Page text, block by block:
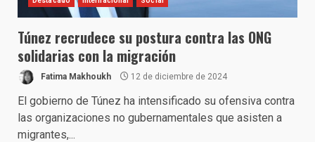
Túnez recrudece su postura contra las ONG
solidarias con la migración
Fatima Makhoukh 12 de diciembre de 2024
El gobierno de Túnez ha intensificado su ofensiva contra
las organizaciones no gubernamentales que asisten a
migrantes,...